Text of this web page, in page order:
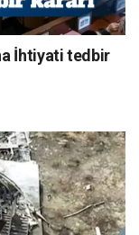
İhtiyati tedbir